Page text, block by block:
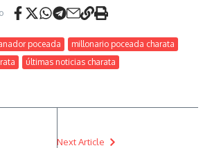
poceada
millonario poceada charata
últimas noticias charata
Next Article